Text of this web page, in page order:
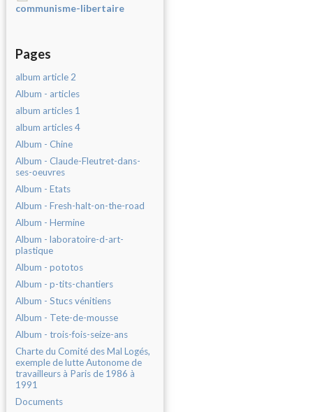
communisme-libertaire
Pages
album article 2
Album - articles
album articles 1
album articles 4
Album - Chine
Album - Claude-Fleutret-dans-
ses-oeuvres
Album - Etats
Album - Fresh-halt-on-the-road
Album - Hermine
Album - laboratoire-d-art-
plastique
Album - pototos
Album - p-tits-chantiers
Album - Stucs vénitiens
Album - Tete-de-mousse
Album - trois-fois-seize-ans
Charte du Comité des Mal Logés,
exemple de lutte Autonome de
travailleurs à Paris de 1986 à
1991
Documents